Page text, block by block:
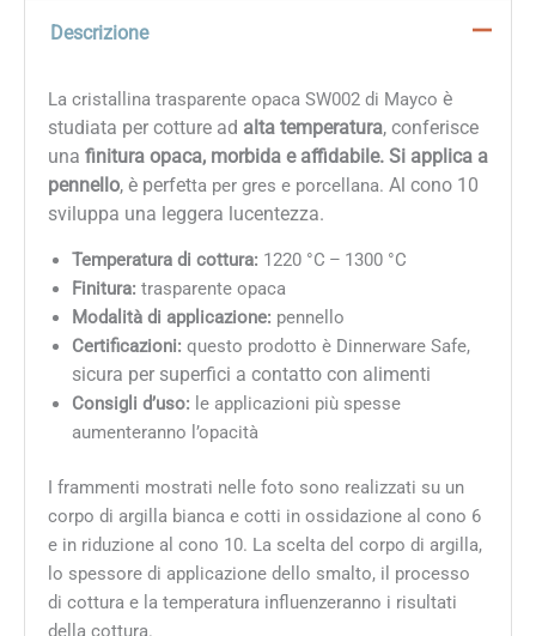
Descrizione
La cristallina trasparente opaca SW002 di Mayco è
studiata per cotture ad alta temperatura, conferisce
una finitura opaca, morbida e affidabile. Si applica a
pennello, è perfetta per gres e porcellana. Al cono 10
sviluppa una leggera lucentezza.
Temperatura di cottura: 1220 °C – 1300 °C
Finitura: trasparente opaca
Modalità di applicazione: pennello
Certificazioni: questo prodotto è Dinnerware Safe,
sicura per superfici a contatto con alimenti
Consigli d’uso: le applicazioni più spesse
aumenteranno l’opacità
I frammenti mostrati nelle foto sono realizzati su un
corpo di argilla bianca e cotti in ossidazione al cono 6
e in riduzione al cono 10. La scelta del corpo di argilla,
lo spessore di applicazione dello smalto, il processo
di cottura e la temperatura influenzeranno i risultati
della cottura.